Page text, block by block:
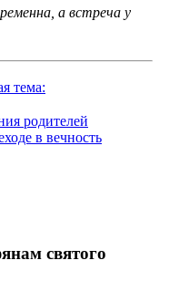
а встреча у
тема:
родителей
в вечность
святого